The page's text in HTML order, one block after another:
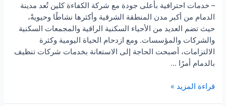
– خدمات احترافية بأعلى جودة مع شركة الكفاءة كلين تُعد مدينة
الدمام من أكبر مدن المنطقة الشرقية وأكثرها نشاطًا وحيويةً،
حيث تضم العديد من الأحياء السكنية الراقية والمجمعات السكنية
والشركات والمؤسسات. ومع ازدحام الحياة اليومية وكثرة
الالتزامات، أصبحت الحاجة إلى الاستعانة بخدمات شركات تنظيف
بالدمام أمرًا …
شركة
قراءة المزيد »